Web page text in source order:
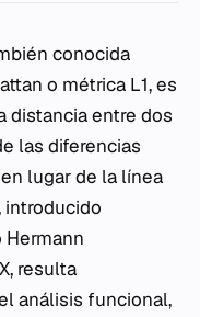
conocida
o métrica L1, es
distancia entre dos
las diferencias
lugar de la línea
introducido
resulta
análisis funcional,